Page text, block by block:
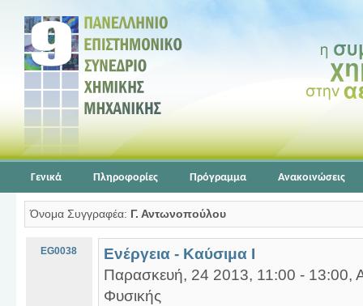
Γενικά Πληροφορίες Πρόγραμμα Ανακοινώσεις
Όνομα Συγγραφέα: Γ. Αντωνοπούλου
EG0038
Ενέργεια - Καύσιμα Ι
Παρασκευή, 24 2013, 11:00 - 13:00,
Φυσικής